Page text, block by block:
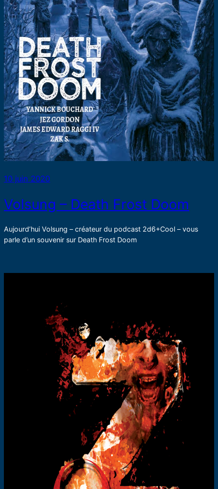
10 juin 2020
Volsung – Death Frost Doom
Aujourd’hui Volsung – créateur du podcast 2d6+Cool – vous
parle d’un souvenir sur Death Frost Doom